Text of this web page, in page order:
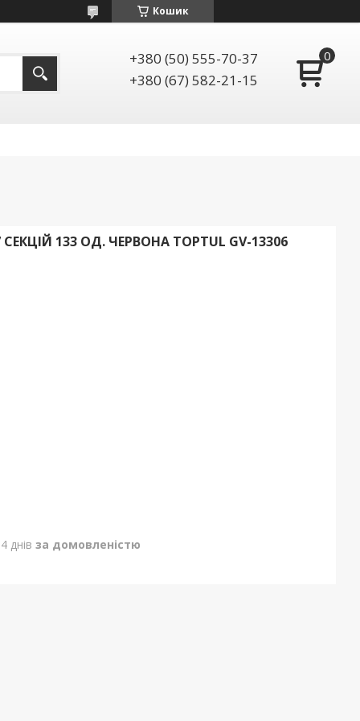
Кошик
+380 (50) 555-70-37
+380 (67) 582-21-15
133 ОД. ЧЕРВОНА TOPTUL GV-13306
днів за домовленістю